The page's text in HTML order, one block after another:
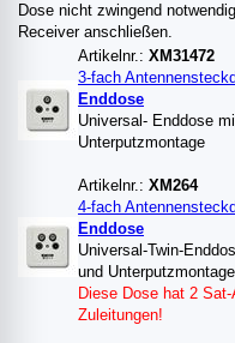
Dose nicht zwingend
Receiver anschließen.
Artikelnr.: XM31472
3-fach
Enddose
Universal- Enddose
Unterputzmontage
Artikelnr.: XM264
4-fach
Enddose
Universal-Twin-
und Unterputzmontage
Diese Dose hat 2
Zuleitungen!